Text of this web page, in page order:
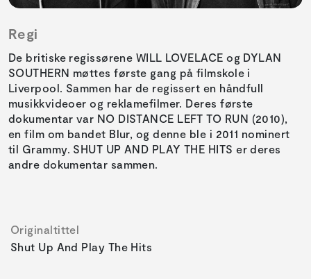
Regi
De britiske regissørene WILL LOVELACE og DYLAN
SOUTHERN møttes første gang på filmskole i
Liverpool. Sammen har de regissert en håndfull
musikkvideoer og reklamefilmer. Deres første
dokumentar var NO DISTANCE LEFT TO RUN (2010),
en film om bandet Blur, og denne ble i 2011 nominert
til Grammy. SHUT UP AND PLAY THE HITS er deres
andre dokumentar sammen.
Originaltittel
Shut Up And Play The Hits